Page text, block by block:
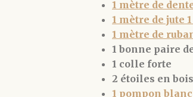
1 mètre de
1 mètre de jute
1 mètre de
1 bonne paire
1 colle forte
2 étoiles en bois
1 pompon